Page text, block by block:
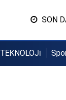
SON
TEKNOLOJi